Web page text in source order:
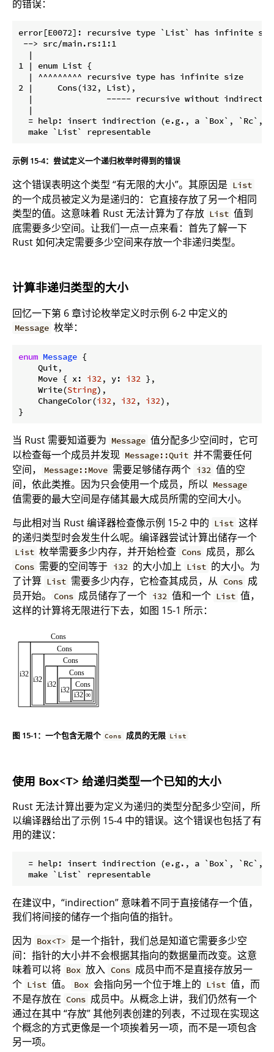
的错误：
error[E0072]: recursive type `List` has infinite
--> src/main.rs:1:1
  |
1 | enum List {
  | ^^^^^^^^^ recursive type has infinite size
2 |     Cons(i32, List),
|               ----- recursive without
  |
= help: insert indirection (e.g., a `Box`, `Rc`,
示例 15-4：尝试定义一个递归枚举时得到的错误
这个错误表明这个类型 “有无限的大小”。其原因是 List
的一个成员被定义为是递归的：它直接存放了另一个相同
类型的值。这意味着 Rust 无法计算为了存放 List 值到
底需要多少空间。让我们一点一点来看：首先了解一下
Rust 如何决定需要多少空间来存放一个非递归类型。
计算非递归类型的大小
回忆一下第 6 章讨论枚举定义时示例 6-2 中定义的
Message 枚举：
enum Message {
    Quit,
    Move { x:
i32, y: i32 },
    Write(
String),
    ChangeColor(
i32, i32, i32),
当 Rust 需要知道要为 Message 值分配多少空间时，它可
以检查每一个成员并发现 Message::Quit 并不需要任何
空间，
Message::Move 需要足够储存两个 i32 值的空
间，依此类推。因为只会使用一个成员，所以 Message
值需要的最大空间是存储其最大成员所需的空间大小。
与此相对当 Rust 编译器检查像示例 15-2 中的 List 这样
的递归类型时会发生什么呢。编译器尝试计算出储存一个
List 枚举需要多少内存，并开始检查 Cons 成员，那么
Cons 需要的空间等于 i32 的大小加上 List 的大小。为
了计算 List 需要多少内存，它检查其成员，从 Cons 成
员开始。
Cons 成员储存了一个 i32 值和一个 List 值，
这样的计算将无限进行下去，如图 15-1 所示：
图 15-1：一个包含无限个 Cons 成员的无限 List
使用 Box<T> 给递归类型一个已知的大小
Rust 无法计算出要为定义为递归的类型分配多少空间，所
以编译器给出了示例 15-4 中的错误。这个错误也包括了有
用的建议：
= help: insert indirection (e.g., a `Box`, `Rc`,
在建议中，“indirection” 意味着不同于直接储存一个值，
我们将间接的储存一个指向值的指针。
因为 Box<T> 是一个指针，我们总是知道它需要多少空
间：指针的大小并不会根据其指向的数据量而改变。这意
味着可以将 Box 放入 Cons 成员中而不是直接存放另一
个 List 值。 Box 会指向另一个位于堆上的 List 值，而
不是存放在 Cons 成员中。从概念上讲，我们仍然有一个
通过在其中 “存放” 其他列表创建的列表，不过现在实现这
个概念的方式更像是一个项挨着另一项，而不是一项包含
另一项。